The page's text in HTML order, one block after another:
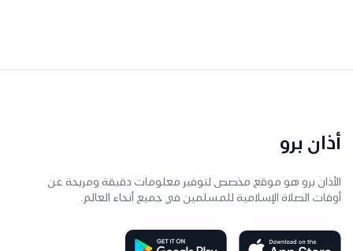
أذان برو
الأذان برو هو موقع مخصص لتوفير معلومات دقيقة ومريحة عن
أوقات الصلاة الإسلامية للمسلمين في جميع أنحاء العالم.